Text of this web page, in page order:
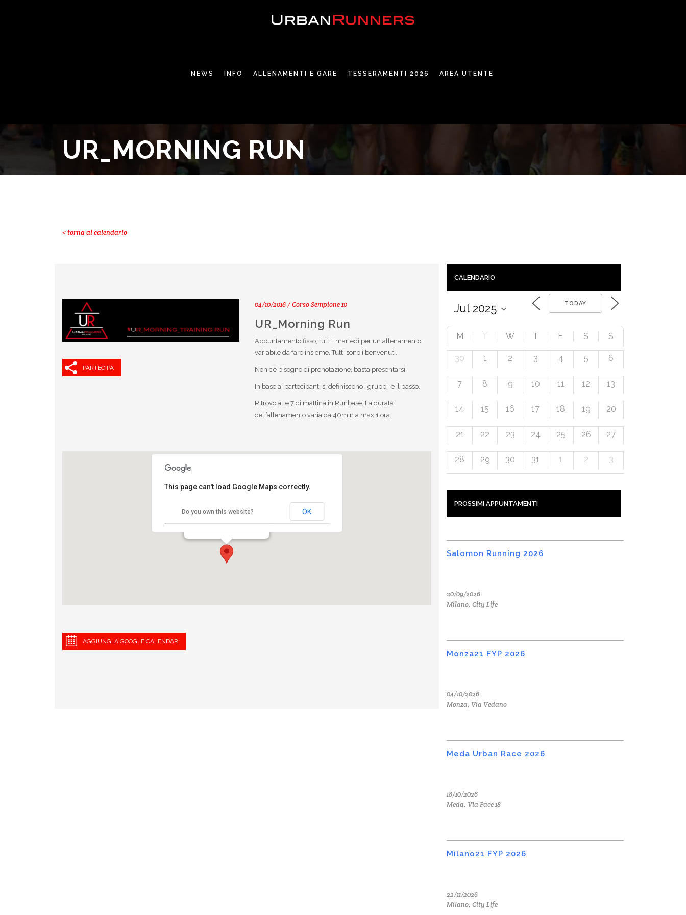
NEWS INFO ALLENAMENTI E GARE TESSERAMENTI 2026 AREA UTENTE
UR_MORNING RUN
< torna al calendario
PARTECIPA
04/10/2016 / Corso Sempione 10
UR_Morning Run
Appuntamento fisso, tutti i martedì per un allenamento
variabile da fare insieme. Tutti sono i benvenuti.
Non c’è bisogno di prenotazione, basta presentarsi.
In base ai partecipanti si definiscono i gruppi e il passo.
Ritrovo alle 7 di mattina in Runbase. La durata
dell’allenamento varia da 40min a max 1 ora.
This page can't load Google Maps correctly.
Do you own this website? OK
AGGIUNGI A GOOGLE CALENDAR
CALENDARIO
TODAY
M T W T F S S
30 1 2 3 4 5 6
7 8 9 10 11 12 13
14 15 16 17 18 19 20
21 22 23 24 25 26 27
28 29 30 31 1 2 3
PROSSIMI APPUNTAMENTI
Salomon Running 2026
20/09/2026
Milano, City Life
Monza21 FYP 2026
04/10/2026
Monza, Via Vedano
Meda Urban Race 2026
18/10/2026
Meda, Via Pace 18
Milano21 FYP 2026
22/11/2026
Milano, City Life